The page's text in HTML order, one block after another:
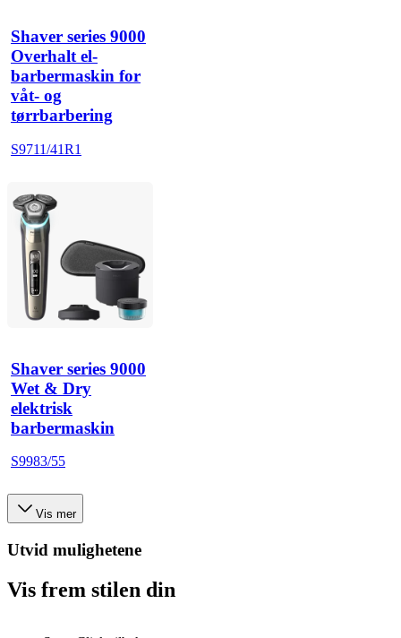
Shaver series 9000
Overhalt el-
barbermaskin for
våt- og
tørrbarbering
S9711/41R1
Shaver series 9000
Wet & Dry
elektrisk
barbermaskin
S9983/55
Vis mer
Utvid mulighetene
Vis frem stilen din